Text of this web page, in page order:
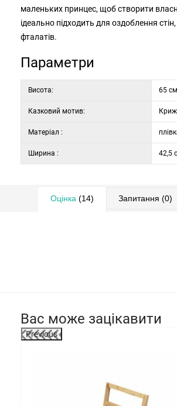
маленьких принцес, щоб створити
ідеально підходить для оздоблення
фталатів.
Параметри
Висота: 65 см
Казковий мотив:
Матеріал :
Ширина : 42,5
Оцінка (14) Запитання (0)
Вас може зацікавити
Previous